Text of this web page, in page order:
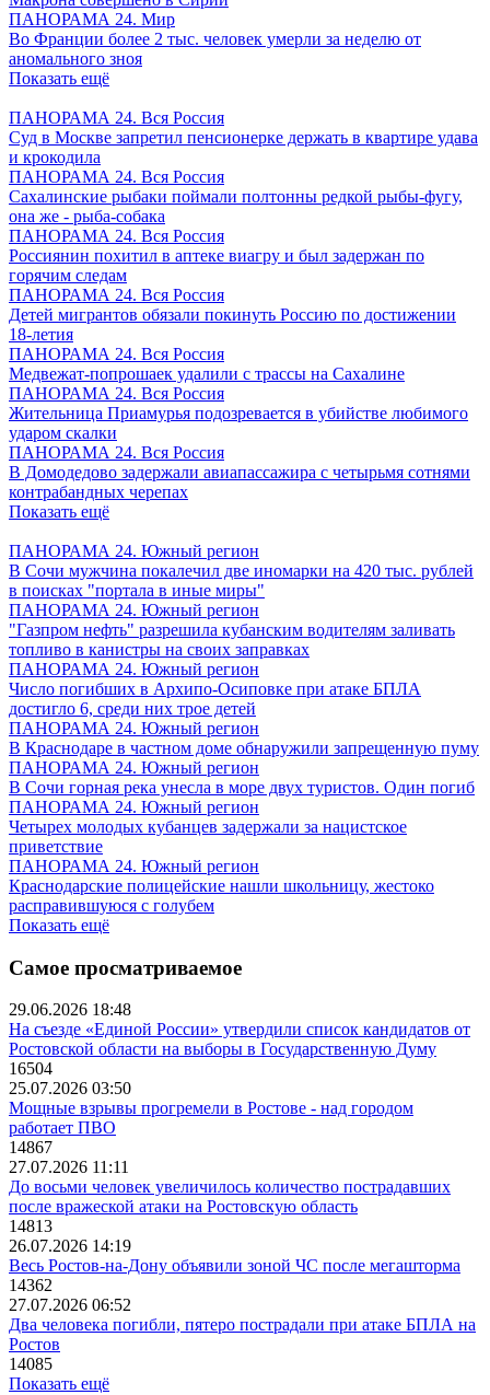
ПАНОРАМА 24. Мир
Во Франции более 2 тыс. человек умерли за неделю от
аномального зноя
Показать ещё
ПАНОРАМА 24. Вся Россия
Суд в Москве запретил пенсионерке держать в квартире удава
и крокодила
ПАНОРАМА 24. Вся Россия
Сахалинские рыбаки поймали полтонны редкой рыбы-фугу,
она же - рыба-собака
ПАНОРАМА 24. Вся Россия
Россиянин похитил в аптеке виагру и был задержан по
горячим следам
ПАНОРАМА 24. Вся Россия
Детей мигрантов обязали покинуть Россию по достижении
18-летия
ПАНОРАМА 24. Вся Россия
Медвежат-попрошаек удалили с трассы на Сахалине
ПАНОРАМА 24. Вся Россия
Жительница Приамурья подозревается в убийстве любимого
ударом скалки
ПАНОРАМА 24. Вся Россия
В Домодедово задержали авиапассажира с четырьмя сотнями
контрабандных черепах
Показать ещё
ПАНОРАМА 24. Южный регион
В Сочи мужчина покалечил две иномарки на 420 тыс. рублей
в поисках "портала в иные миры"
ПАНОРАМА 24. Южный регион
"Газпром нефть" разрешила кубанским водителям заливать
топливо в канистры на своих заправках
ПАНОРАМА 24. Южный регион
Число погибших в Архипо-Осиповке при атаке БПЛА
достигло 6, среди них трое детей
ПАНОРАМА 24. Южный регион
В Краснодаре в частном доме обнаружили запрещенную пуму
ПАНОРАМА 24. Южный регион
В Сочи горная река унесла в море двух туристов. Один погиб
ПАНОРАМА 24. Южный регион
Четырех молодых кубанцев задержали за нацистское
приветствие
ПАНОРАМА 24. Южный регион
Краснодарские полицейские нашли школьницу, жестоко
расправившуюся с голубем
Показать ещё
Самое просматриваемое
29.06.2026 18:48
На съезде «Единой России» утвердили список кандидатов от
Ростовской области на выборы в Государственную Думу
16504
25.07.2026 03:50
Мощные взрывы прогремели в Ростове - над городом
работает ПВО
14867
27.07.2026 11:11
До восьми человек увеличилось количество пострадавших
после вражеской атаки на Ростовскую область
14813
26.07.2026 14:19
Весь Ростов-на-Дону объявили зоной ЧС после мегашторма
14362
27.07.2026 06:52
Два человека погибли, пятеро пострадали при атаке БПЛА на
Ростов
14085
Показать ещё